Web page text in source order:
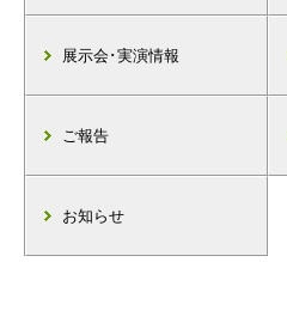
展示会･実演情報
ご報告
お知らせ